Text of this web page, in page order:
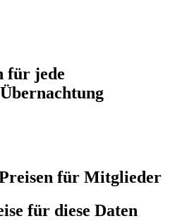
für jede
für Mitglieder
für diese Daten